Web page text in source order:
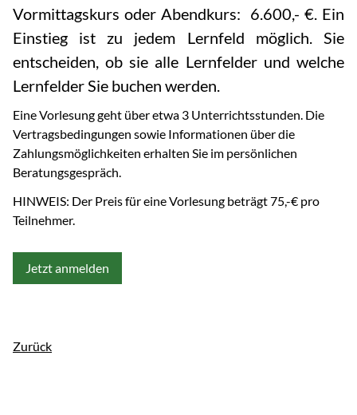
Vormittagskurs oder Abendkurs: 6.600,- €. Ein
Einstieg ist zu jedem Lernfeld möglich. Sie
entscheiden, ob sie alle Lernfelder und welche
Lernfelder Sie buchen werden.
Eine Vorlesung geht über etwa 3 Unterrichtsstunden. Die
Vertragsbedingungen sowie Informationen über die
Zahlungsmöglichkeiten erhalten Sie im persönlichen
Beratungsgespräch.
HINWEIS: Der Preis für eine Vorlesung beträgt 75,-€ pro
Teilnehmer.
Jetzt anmelden
Zurück